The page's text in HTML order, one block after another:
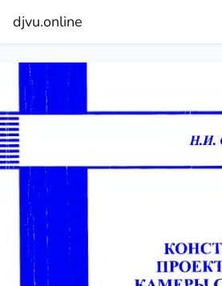
djvu.online